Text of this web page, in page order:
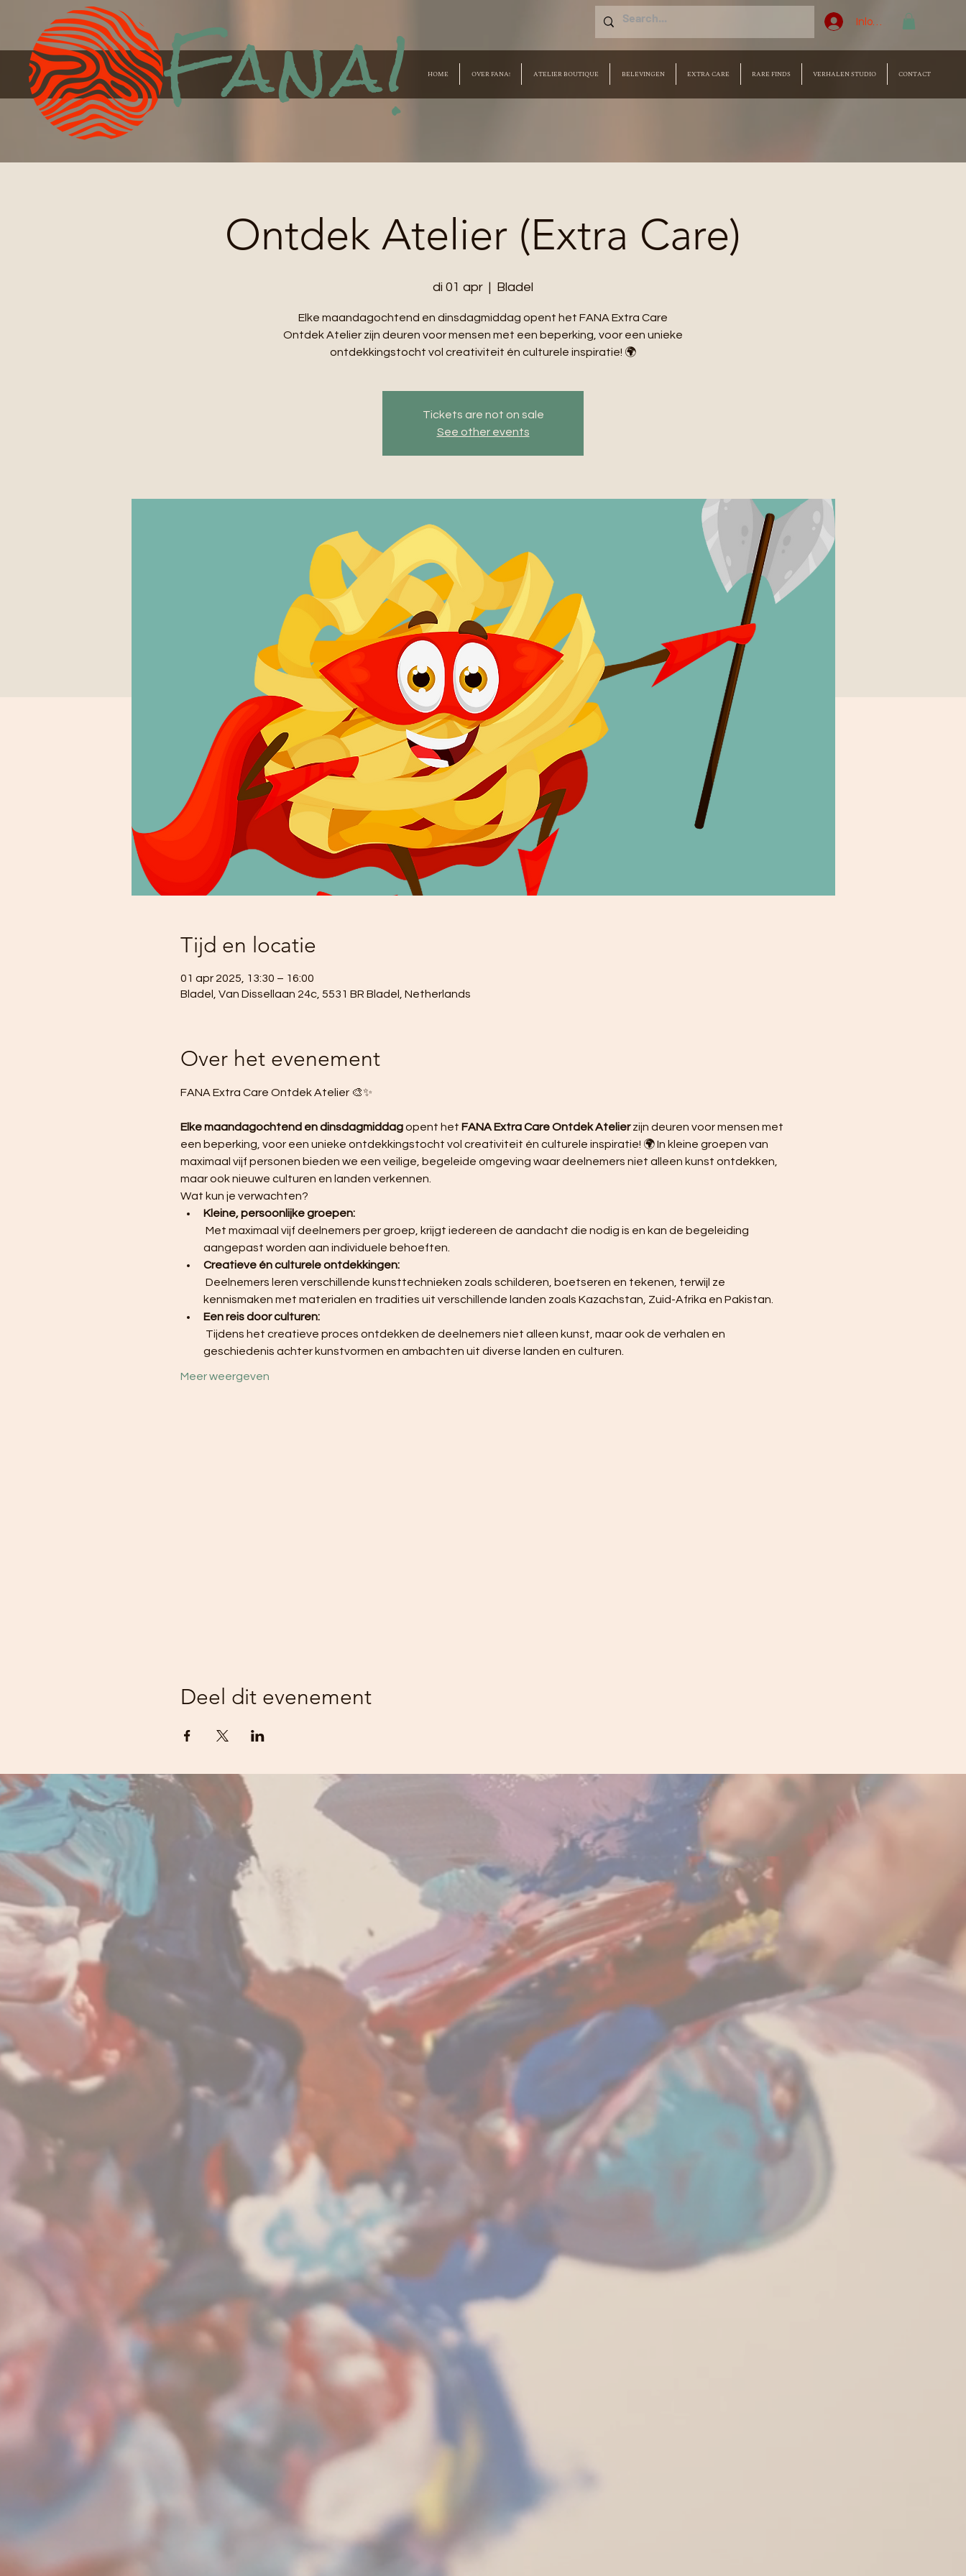
HOME OVER FANA! ATELIER BOUTIQUE BELEVINGEN EXTRA CARE RARE FINDS VERHALEN STUDIO CONTACT
Fana! Inloggen
Ontdek Atelier (Extra Care)
di 01 apr
  |
Bladel
Elke maandagochtend en dinsdagmiddag opent het FANA Extra Care
Ontdek Atelier zijn deuren voor mensen met een beperking, voor een unieke
ontdekkingstocht vol creativiteit én culturele inspiratie! 🌍
Tickets are not on sale
See other events
Tijd en locatie
01 apr 2025, 13:30 – 16:00
Bladel, Van Dissellaan 24c, 5531 BR Bladel, Netherlands
Over het evenement
FANA Extra Care Ontdek Atelier 🎨✨
Elke maandagochtend en dinsdagmiddag opent het FANA Extra Care Ontdek Atelier zijn deuren voor mensen met
een beperking, voor een unieke ontdekkingstocht vol creativiteit én culturele inspiratie! 🌍 In kleine groepen van
maximaal vijf personen bieden we een veilige, begeleide omgeving waar deelnemers niet alleen kunst ontdekken,
maar ook nieuwe culturen en landen verkennen.
Wat kun je verwachten?
Kleine, persoonlijke groepen:
aangepast worden aan individuele behoeften.
Creatieve én culturele ontdekkingen:
kennismaken met materialen en tradities uit verschillende landen zoals Kazachstan, Zuid-Afrika en Pakistan.
Een reis door culturen:
geschiedenis achter kunstvormen en ambachten uit diverse landen en culturen.
Meer weergeven
Deel dit evenement